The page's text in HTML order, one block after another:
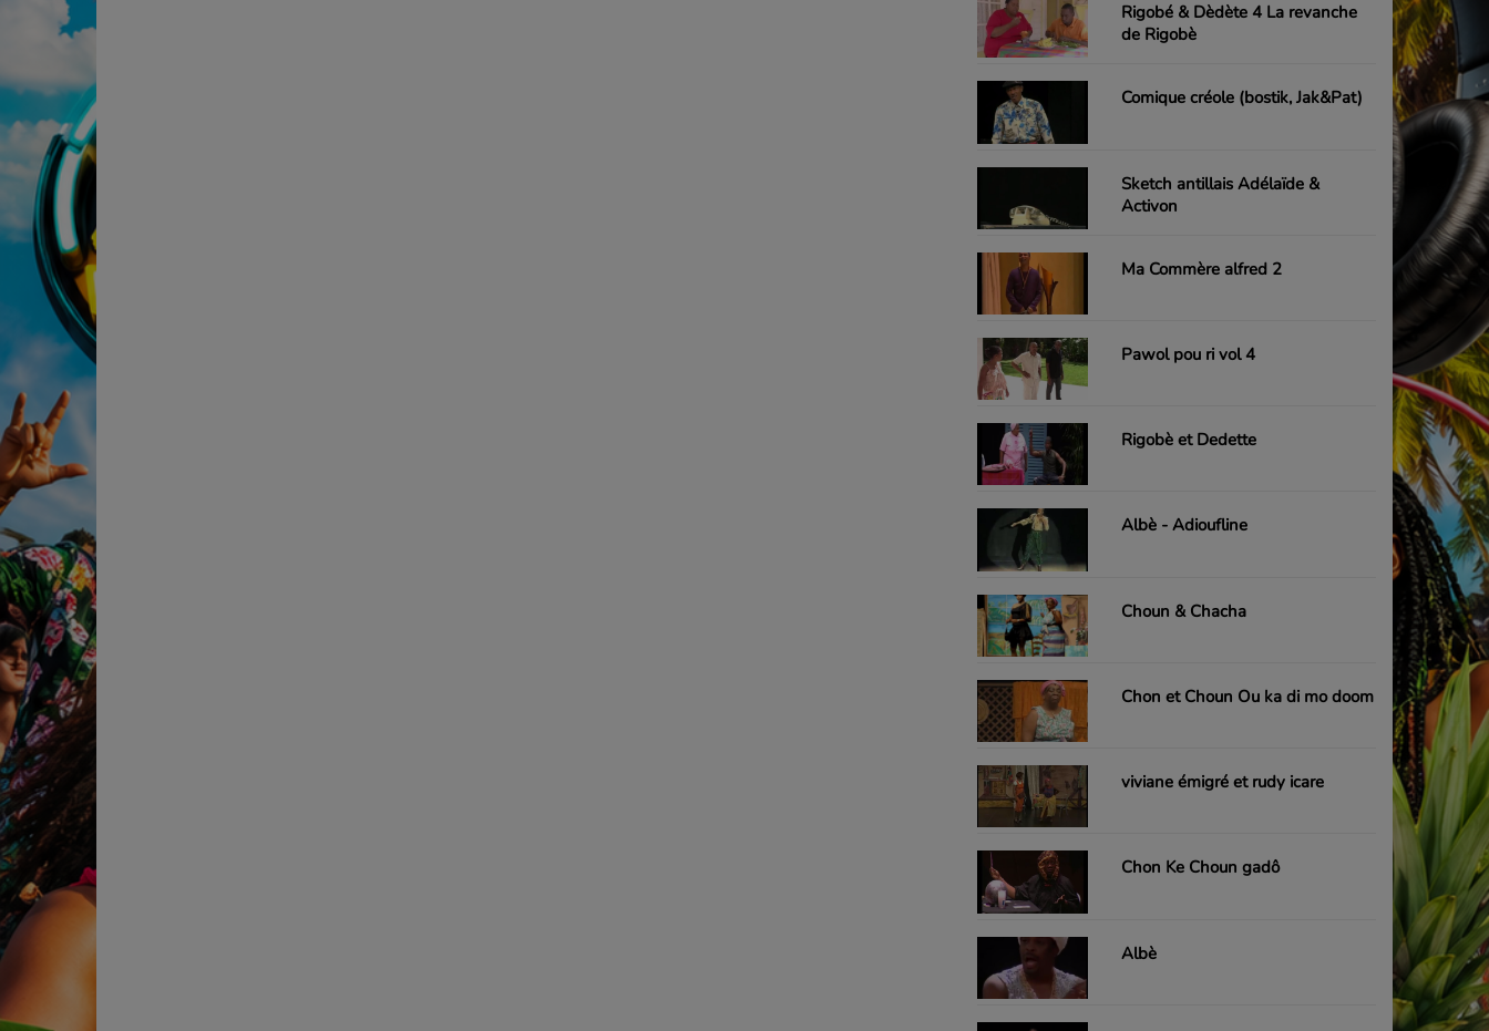
Rigobé & Dèdète 4 La revanche
de Rigobè
Comique créole (bostik, Jak&Pat)
Sketch antillais Adélaïde &
Activon
Ma Commère alfred 2
Pawol pou ri vol 4
Rigobè et Dedette
Albè - Adioufline
Choun & Chacha
Chon et Choun Ou ka di mo doom
viviane émigré et rudy icare
Chon Ke Choun gadô
Albè